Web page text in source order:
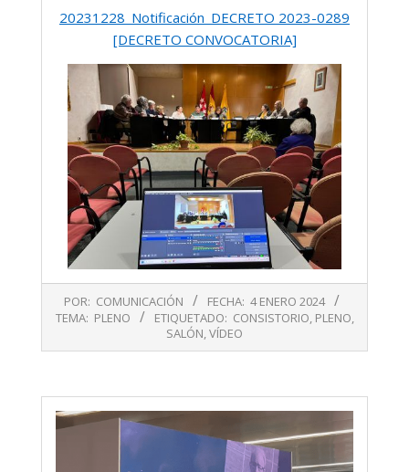
20231228_Notificación_DECRETO 2023-0289
[DECRETO CONVOCATORIA]
01-
POR: COMUNICACIÓN FECHA: 4 ENERO 2024
TEMA: PLENO ETIQUETADO: CONSISTORIO, PLENO,
SALÓN,VÍDEO